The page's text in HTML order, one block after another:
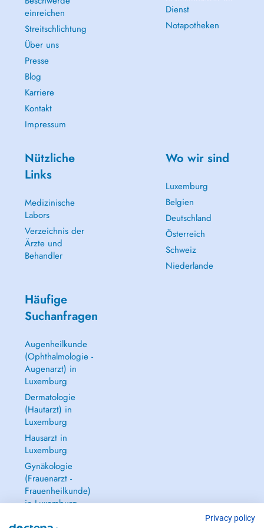
-Impfberatung für Internationale Reisen
- Führerscheine Eignungstest
3- Zusatzleistungen:
-Ärztliche Zeugnisse und Gutachten
-PRP (Plasmatherapie), Intraartikulär gegen Arthrose oder Tendinitis,
-Akupunktur
-Chirotherapie
-Ärztliche Osteopathie
-Infusionstherapie für Schmerztherapie sowie Multivitamininfusionen.
In bestimmten Situationen kann ein Zuschlag (supplément) der
de la catégorie CP1 peut être facturé par le médecin dans certaines
situations.
einreichen
Streitschlichtung
Über uns
Presse
Blog
Karriere
Kontakt
Impressum
Dienst
Notapotheken
Nützliche
Links
Medizinische
Labors
Verzeichnis der
Ärzte und
Behandler
Wo wir sind
Luxemburg
Belgien
Deutschland
Österreich
Schweiz
Niederlande
Häufige
Suchanfragen
Augenheilkunde
(Ophthalmologie -
Augenarzt) in
Luxemburg
Dermatologie
(Hautarzt) in
Luxemburg
Hausarzt in
Luxemburg
Gynäkologie
(Frauenarzt -
Frauenheilkunde)
in Luxemburg
Privacy policy